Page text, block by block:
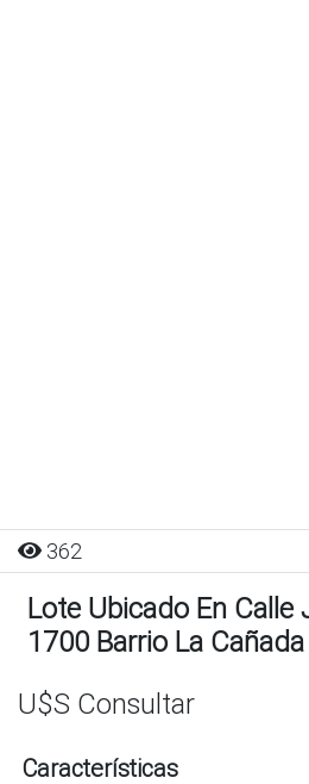
362
Lote Ubicado En Calle
1700 Barrio La Cañada
U$S Consultar
Características